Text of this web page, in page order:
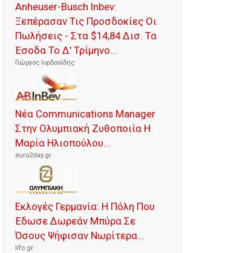
Anheuser-Busch Inbev:
Ξεπέρασαν Τις Προσδοκίες Οι
Πωλήσεις - Στα $14,84 Δισ. Τα
Έσοδα Το Δ' Τρίμηνο...
Γιώργος Ιορδανίδης
Νέα Communications Manager
Στην Ολυμπιακή Ζυθοποιία Η
Μαρία Ηλιοπούλου...
euro2day.gr
Εκλογές Γερμανία: Η Πόλη Που
Έδωσε Δωρεάν Μπύρα Σε
Όσους Ψήφισαν Νωρίτερα...
lifo.gr